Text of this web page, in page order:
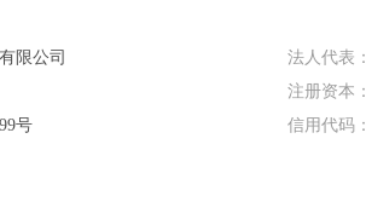
限公司
号
法人代表：
注册资本：
信用代码：